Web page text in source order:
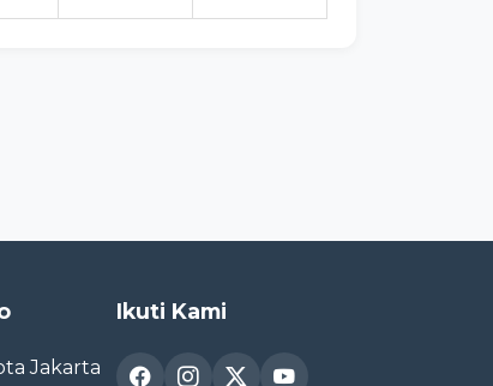
Jakarta
Ikuti Kami